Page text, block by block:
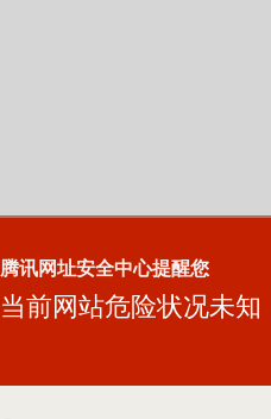
腾讯网址安全中心提醒您
当前网站危险状况未知